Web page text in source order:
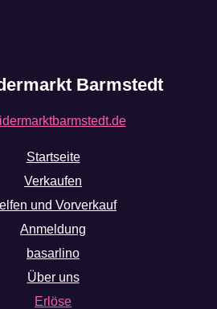
Barmstedt
Startseite
Verkaufen
und Vorverkauf
Anmeldung
basarlino
Über uns
Erlöse